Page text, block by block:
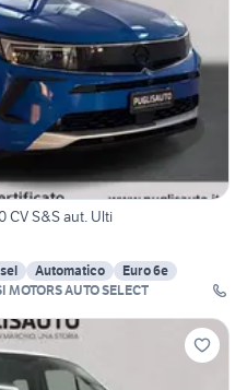
CV S&S aut. Ulti
Automatico
Euro 6e
PUGLISAUTO - PUGLISI MOTORS AUTO SELECT